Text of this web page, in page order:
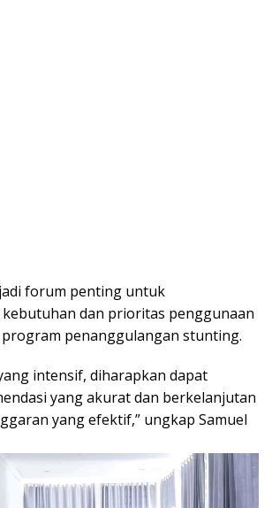
forum penting untuk
dan prioritas penggunaan
penanggulangan stunting.
intensif, diharapkan dapat
yang akurat dan berkelanjutan
yang efektif,” ungkap Samuel